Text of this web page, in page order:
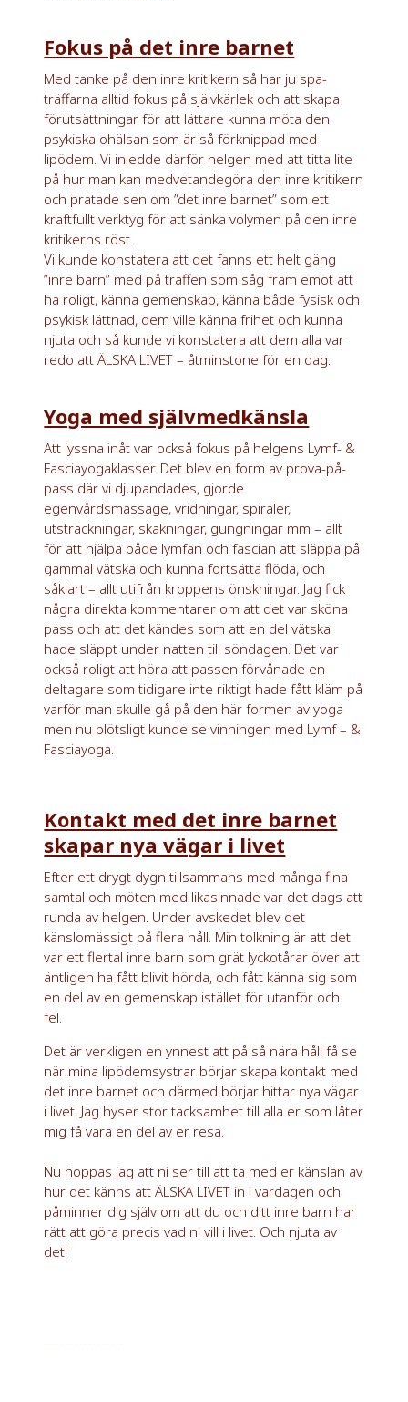
Fokus på det inre barnet
Med tanke på den inre kritikern så har ju spa-
träffarna alltid fokus på självkärlek och att skapa
förutsättningar för att lättare kunna möta den
psykiska ohälsan som är så förknippad med
lipödem. Vi inledde därför helgen med att titta lite
på hur man kan medvetandegöra den inre kritikern
och pratade sen om ”det inre barnet” som ett
kraftfullt verktyg för att sänka volymen på den inre
kritikerns röst.
Vi kunde konstatera att det fanns ett helt gäng
”inre barn” med på träffen som såg fram emot att
ha roligt, känna gemenskap, känna både fysisk och
psykisk lättnad, dem ville känna frihet och kunna
njuta och så kunde vi konstatera att dem alla var
redo att ÄLSKA LIVET – åtminstone för en dag.
Yoga med självmedkänsla
Att lyssna inåt var också fokus på helgens Lymf- &
Fasciayogaklasser. Det blev en form av prova-på-
pass där vi djupandades, gjorde
egenvårdsmassage, vridningar, spiraler,
utsträckningar, skakningar, gungningar mm – allt
för att hjälpa både lymfan och fascian att släppa på
gammal vätska och kunna fortsätta flöda, och
såklart – allt utifrån kroppens önskningar. Jag fick
några direkta kommentarer om att det var sköna
pass och att det kändes som att en del vätska
hade släppt under natten till söndagen. Det var
också roligt att höra att passen förvånade en
deltagare som tidigare inte riktigt hade fått kläm på
varför man skulle gå på den här formen av yoga
men nu plötsligt kunde se vinningen med Lymf – &
Fasciayoga.
Kontakt med det inre barnet
skapar nya vägar i livet
Efter ett drygt dygn tillsammans med många fina
samtal och möten med likasinnade var det dags att
runda av helgen. Under avskedet blev det
känslomässigt på flera håll. Min tolkning är att det
var ett flertal inre barn som grät lyckotårar över att
äntligen ha fått blivit hörda, och fått känna sig som
en del av en gemenskap istället för utanför och
fel.
Det är verkligen en ynnest att på så nära håll få se
när mina lipödemsystrar börjar skapa kontakt med
det inre barnet och därmed börjar hittar nya vägar
i livet. Jag hyser stor tacksamhet till alla er som låter
mig få vara en del av er resa.
Nu hoppas jag att ni ser till att ta med er känslan av
hur det känns att ÄLSKA LIVET in i vardagen och
påminner dig själv om att du och ditt inre barn har
rätt att göra precis vad ni vill i livet. Och njuta av
det!